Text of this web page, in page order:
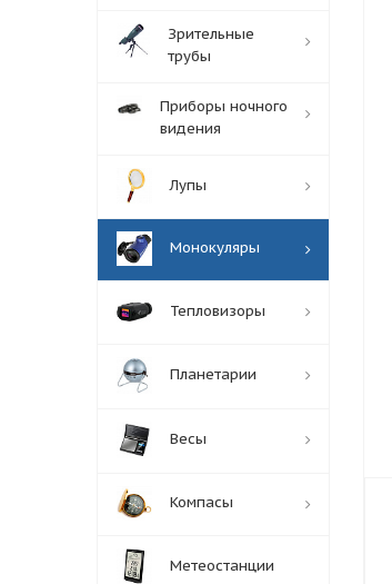
Зрительные
трубы
Приборы ночного
видения
Лупы
Монокуляры
Тепловизоры
Планетарии
Весы
Компасы
Метеостанции